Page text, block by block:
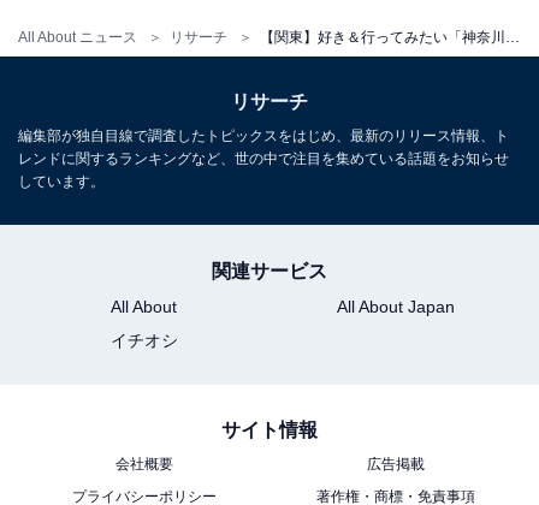
All About ニュース リサーチ 【関東】好き＆行ってみたい「神奈川県の絶景スポット」ランキング！ 2位は「芦ノ湖」、1位は？
リサーチ
編集部が独自目線で調査したトピックスをはじめ、最新のリリース情報、ト
レンドに関するランキングなど、世の中で注目を集めている話題をお知らせ
しています。
関連サービス
All About
All About Japan
イチオシ
サイト情報
会社概要
広告掲載
プライバシーポリシー
著作権・商標・免責事項